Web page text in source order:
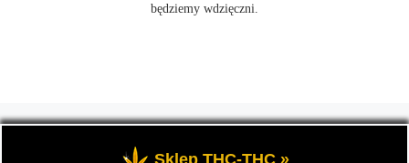
będziemy wdzięczni.
wszystko o uprawie i hodowli marihunay, roślin konopi indoor
Sklep THC-THC »